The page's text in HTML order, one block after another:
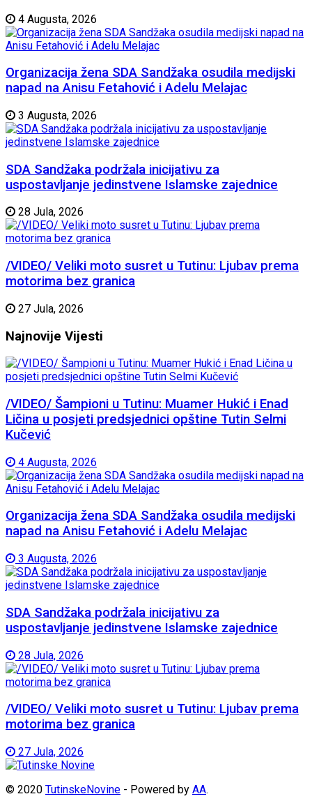
4 Augusta, 2026
Organizacija žena SDA Sandžaka osudila medijski
napad na Anisu Fetahović i Adelu Melajac
3 Augusta, 2026
SDA Sandžaka podržala inicijativu za
uspostavljanje jedinstvene Islamske zajednice
28 Jula, 2026
/VIDEO/ Veliki moto susret u Tutinu: Ljubav prema
motorima bez granica
27 Jula, 2026
Najnovije Vijesti
/VIDEO/ Šampioni u Tutinu: Muamer Hukić i Enad
Ličina u posjeti predsjednici opštine Tutin Selmi
Kučević
4 Augusta, 2026
Organizacija žena SDA Sandžaka osudila medijski
napad na Anisu Fetahović i Adelu Melajac
3 Augusta, 2026
SDA Sandžaka podržala inicijativu za
uspostavljanje jedinstvene Islamske zajednice
28 Jula, 2026
/VIDEO/ Veliki moto susret u Tutinu: Ljubav prema
motorima bez granica
27 Jula, 2026
© 2020 TutinskeNovine - Powered by AA.